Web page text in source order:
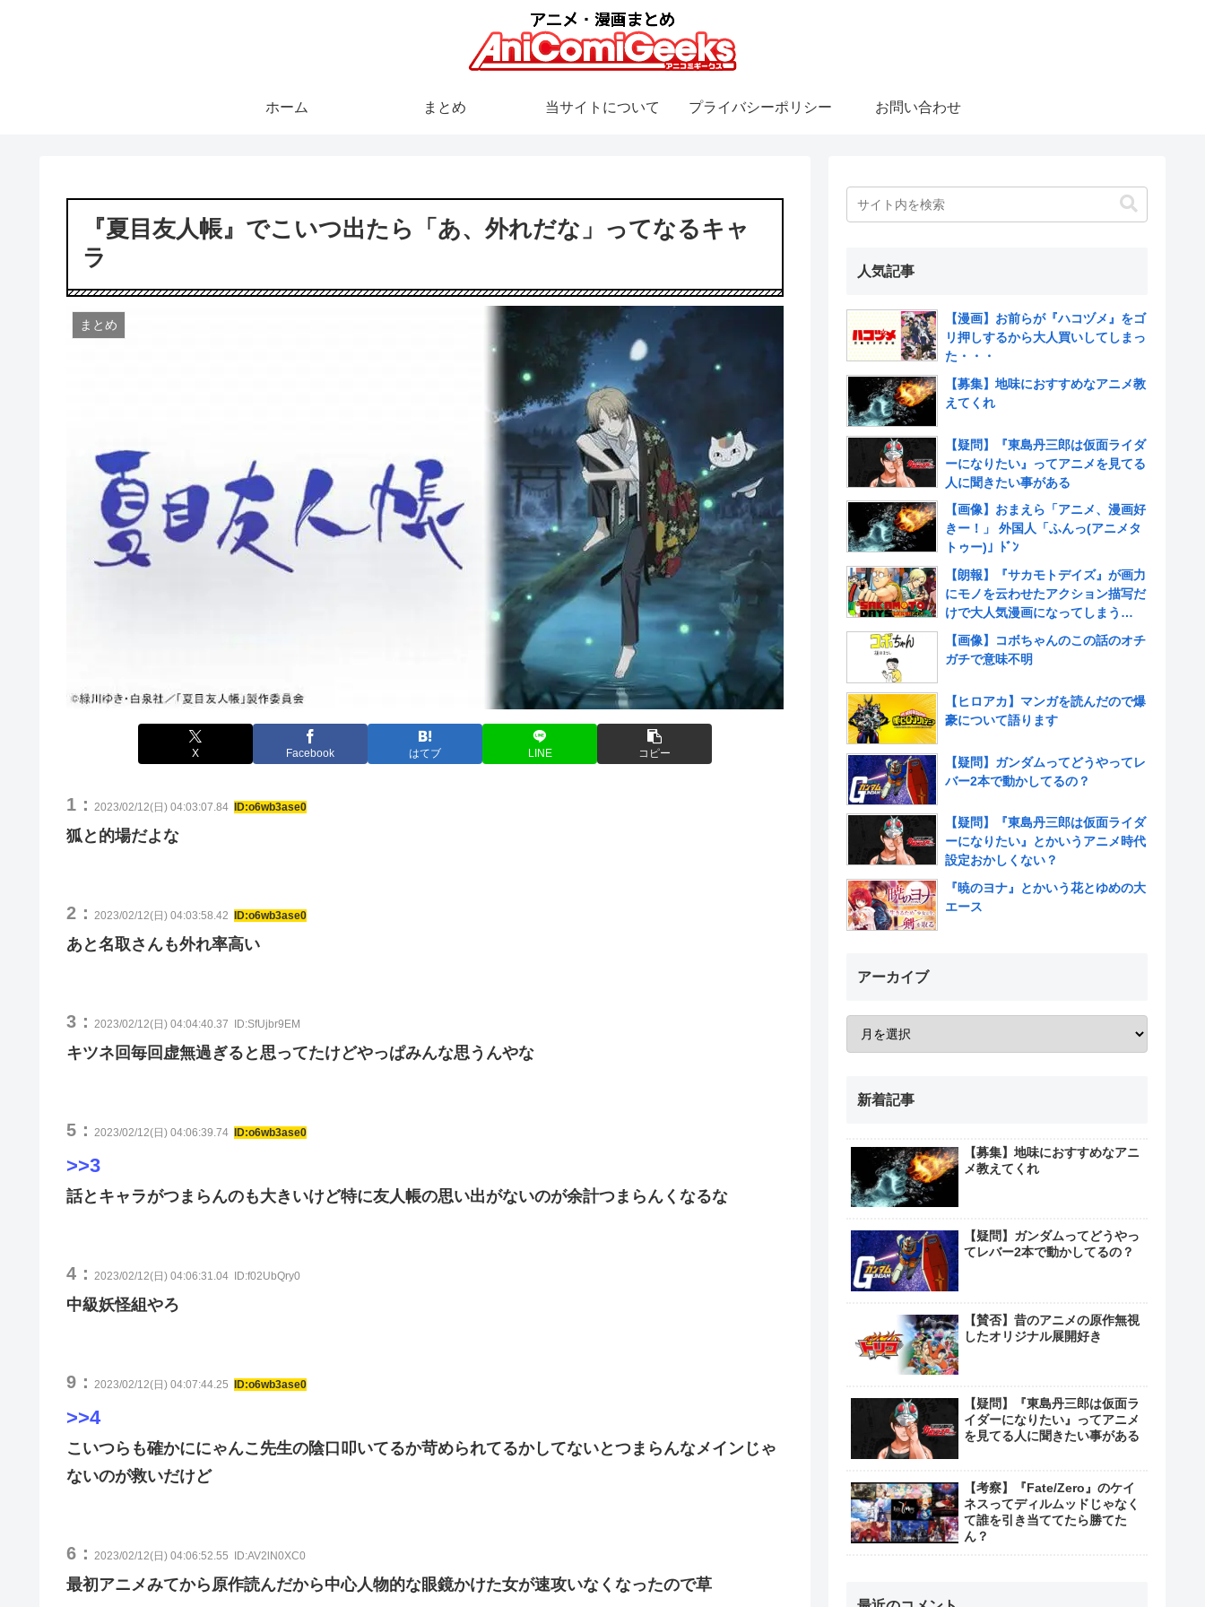
ホーム まとめ 当サイトについて プライバシーポリシー お問い合わせ
『夏目友人帳』でこいつ出たら「あ、外れだな」ってなるキャ
ラ
まとめ
X Facebook はてブ LINE コピー
1： 2023/02/12(日) 04:03:07.84 ID:o6wb3ase0
狐と的場だよな
2： 2023/02/12(日) 04:03:58.42 ID:o6wb3ase0
あと名取さんも外れ率高い
3： 2023/02/12(日) 04:04:40.37 ID:SfUjbr9EM
キツネ回毎回虚無過ぎると思ってたけどやっぱみんな思うんやな
5： 2023/02/12(日) 04:06:39.74 ID:o6wb3ase0
>>3
話とキャラがつまらんのも大きいけど特に友人帳の思い出がないのが余計つまらんくなるな
4： 2023/02/12(日) 04:06:31.04 ID:f02UbQry0
中級妖怪組やろ
9： 2023/02/12(日) 04:07:44.25 ID:o6wb3ase0
>>4
こいつらも確かににゃんこ先生の陰口叩いてるか苛められてるかしてないとつまらんなメインじゃ
ないのが救いだけど
6： 2023/02/12(日) 04:06:52.55 ID:AV2lN0XC0
最初アニメみてから原作読んだから中心人物的な眼鏡かけた女が速攻いなくなったので草
人気記事
【漫画】お前らが『ハコヅメ』をゴ
リ押しするから大人買いしてしまっ
た・・・
【募集】地味におすすめなアニメ教
えてくれ
【疑問】『東島丹三郎は仮面ライダ
ーになりたい』ってアニメを見てる
人に聞きたい事がある
【画像】おまえら「アニメ、漫画好
きー！」 外国人「ふんっ(アニメタ
トゥー)」ﾄﾞﾝ
【朗報】『サカモトデイズ』が画力
にモノを云わせたアクション描写だ
けで大人気漫画になってしまう
www
【画像】コボちゃんのこの話のオチ
ガチで意味不明
【ヒロアカ】マンガを読んだので爆
豪について語ります
【疑問】ガンダムってどうやってレ
バー2本で動かしてるの？
【疑問】『東島丹三郎は仮面ライダ
ーになりたい』とかいうアニメ時代
設定おかしくない？
『暁のヨナ』とかいう花とゆめの大
エース
アーカイブ
新着記事
【募集】地味におすすめなアニ
メ教えてくれ
【疑問】ガンダムってどうやっ
てレバー2本で動かしてるの？
【賛否】昔のアニメの原作無視
したオリジナル展開好き
【疑問】『東島丹三郎は仮面ラ
イダーになりたい』ってアニメ
を見てる人に聞きたい事がある
【考察】『Fate/Zero』のケイ
ネスってディルムッドじゃなく
て誰を引き当ててたら勝てた
ん？